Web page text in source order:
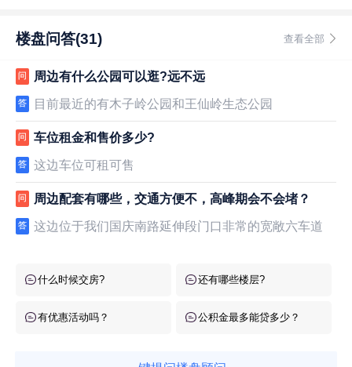
楼盘问答(31) 查看全部
问 周边有什么公园可以逛?远不远
答 目前最近的有木子岭公园和王仙岭生态公园
问 车位租金和售价多少?
答 这边车位可租可售
问 周边配套有哪些，交通方便不，高峰期会不会堵？
答 这边位于我们国庆南路延伸段门口非常的宽敞六车道
什么时候交房? 还有哪些楼层?
有优惠活动吗？ 公积金最多能贷多少？